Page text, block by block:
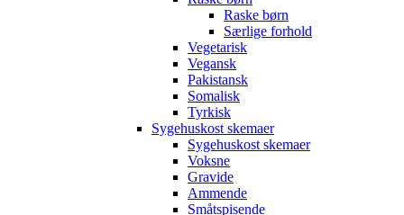
Raske børn
Særlige forhold
Vegetarisk
Vegansk
Pakistansk
Somalisk
Tyrkisk
Sygehuskost skemaer
Sygehuskost skemaer
Voksne
Gravide
Ammende
Småtspisende